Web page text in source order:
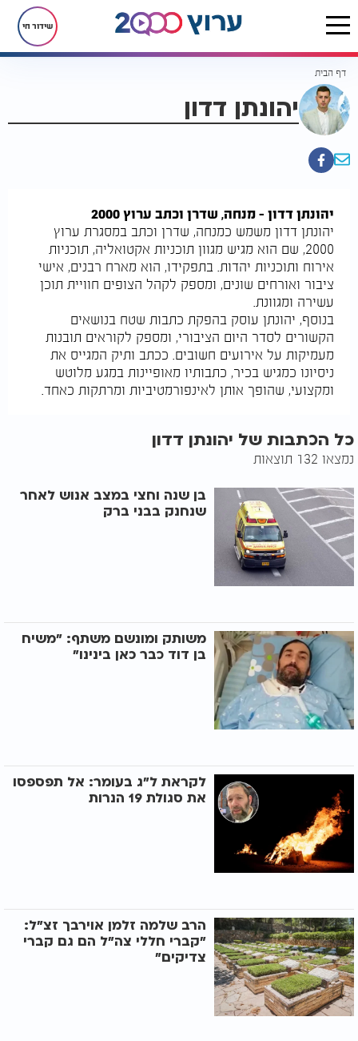
שידור חי
דף הבית
יהונתן דדון
יהונתן דדון – מנחה, שדרן וכתב ערוץ 2000
יהונתן דדון משמש כמנחה, שדרן וכתב במסגרת ערוץ
2000, שם הוא מגיש מגוון תוכניות אקטואליה, תוכניות
אירוח ותוכניות יהדות. בתפקידו, הוא מארח רבנים, אישי
ציבור ואורחים שונים, ומספק לקהל הצופים חוויית תוכן
עשירה ומגוונת.
בנוסף, יהונתן עוסק בהפקת כתבות שטח בנושאים
הקשורים לסדר היום הציבורי, ומספק לקוראים תובנות
מעמיקות על אירועים חשובים. ככתב ותיק המגייס את
ניסיונו כמגיש בכיר, כתבותיו מאופיינות במגע מלוטש
ומקצועי, שהופך אותן לאינפורמטיביות ומרתקות כאחד.
כל הכתבות של יהונתן דדון
נמצאו 132 תוצאות
בן שנה וחצי במצב אנוש לאחר
שנחנק בבני ברק
משותק ומונשם משתף: "משיח
בן דוד כבר כאן בינינו"
לקראת ל"ג בעומר: אל תפספסו
את סגולת 19 הנרות
הרב שלמה זלמן אוירבך זצ"ל:
"קברי חללי צה"ל הם גם קברי
צדיקים"